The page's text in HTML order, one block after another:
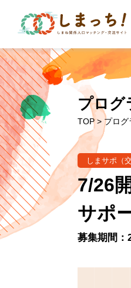
プログ
TOP> プロ
しまサポ（
7/26
サポ
募集期間：